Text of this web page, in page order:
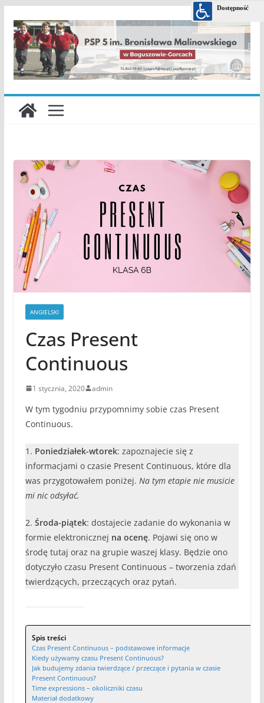
treści
ANGIELSKI
Czas Present
Continuous
1 stycznia, 2020 admin
W tym tygodniu przypomnimy sobie czas Present
Continuous.
1. Poniedziałek-wtorek: zapoznajecie się z
informacjami o czasie Present Continuous, które dla
was przygotowałem poniżej. Na tym etapie nie musicie
mi nic odsyłać.
2. Środa-piątek: dostajecie zadanie do wykonania w
formie elektronicznej na ocenę. Pojawi się ono w
środę tutaj oraz na grupie waszej klasy. Będzie ono
dotyczyło czasu Present Continuous – tworzenia zdań
twierdzących, przeczących oraz pytań.
Spis treści
Czas Present Continuous – podstawowe informacje
Kiedy używamy czasu Present Continuous?
Jak budujemy zdania twierdzące / przeczące i pytania w czasie
Present Continuous?
Time expressions – okoliczniki czasu
Materiał dodatkowy